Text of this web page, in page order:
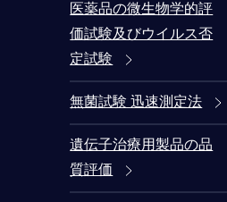
医薬品の微生物学的評
価試験及びウイルス否
定試験
無菌試験 迅速測定法
遺伝子治療用製品の品
質評価